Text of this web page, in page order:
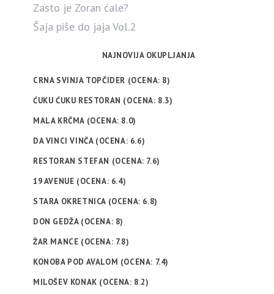
Zasto je Zoran ćale?
Šaja piše do jaja Vol.2
NAJNOVIJA OKUPLJANJA
CRNA SVINJA TOPČIDER (OCENA: 8)
ĆUKU ĆUKU RESTORAN (OCENA: 8.3)
MALA KRČMA (OCENA: 8.0)
DA VINCI VINČA (OCENA: 6.6)
RESTORAN STEFAN (OCENA: 7.6)
19 AVENUE (OCENA: 6.4)
STARA OKRETNICA (OCENA: 6.8)
DON GEDŽA (OCENA: 8)
ŽAR MANCE (OCENA: 7.8)
KONOBA POD AVALOM (OCENA: 7.4)
MILOŠEV KONAK (OCENA: 8.2)